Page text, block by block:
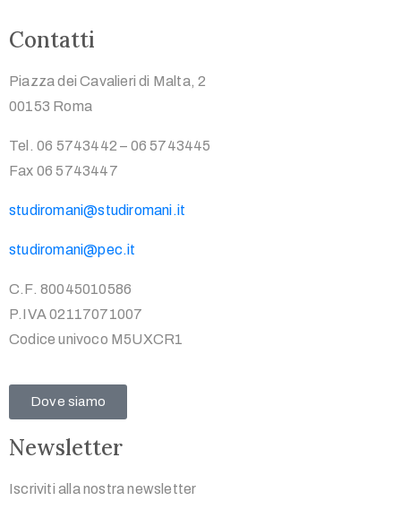
Contatti
Piazza dei Cavalieri di Malta, 2
00153 Roma
Tel. 06 5743442 – 06 5743445
Fax 06 5743447
studiromani@studiromani.it
studiromani@pec.it
C.F. 80045010586
P.IVA 02117071007
Codice univoco M5UXCR1
Dove siamo
Newsletter
Iscriviti alla nostra newsletter